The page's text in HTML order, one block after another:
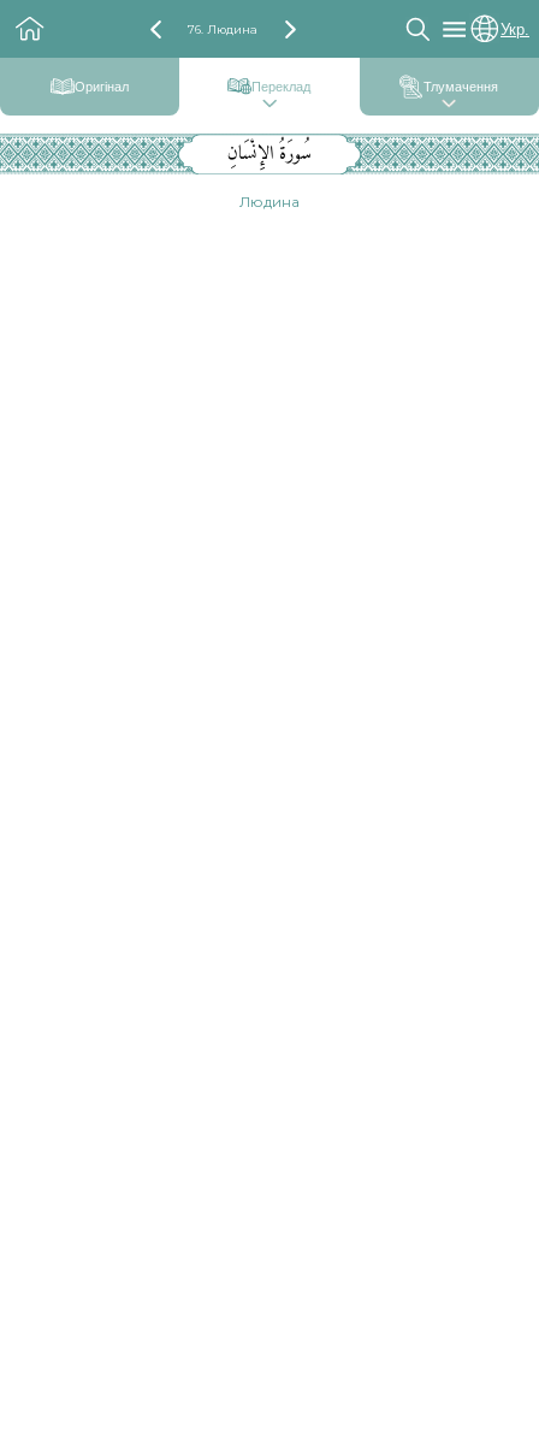
76. Людина Укр.
Оригінал Переклад Тлумачення
سُورَةُ الإِنْسَانِ
Людина